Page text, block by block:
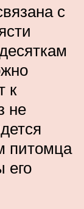
с
к
не
питомца
его